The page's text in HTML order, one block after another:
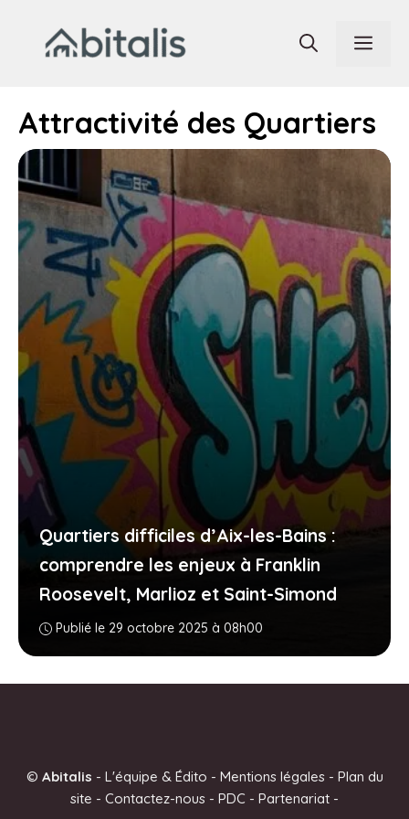
contenu
Attractivité des Quartiers
Quartiers difficiles d’Aix-les-Bains :
comprendre les enjeux à Franklin
Roosevelt, Marlioz et Saint-Simond
Publié le 29 octobre 2025 à 08h00
© Abitalis - L'équipe & Édito - Mentions légales- Plan du
site - Contactez-nous - PDC - Partenariat -